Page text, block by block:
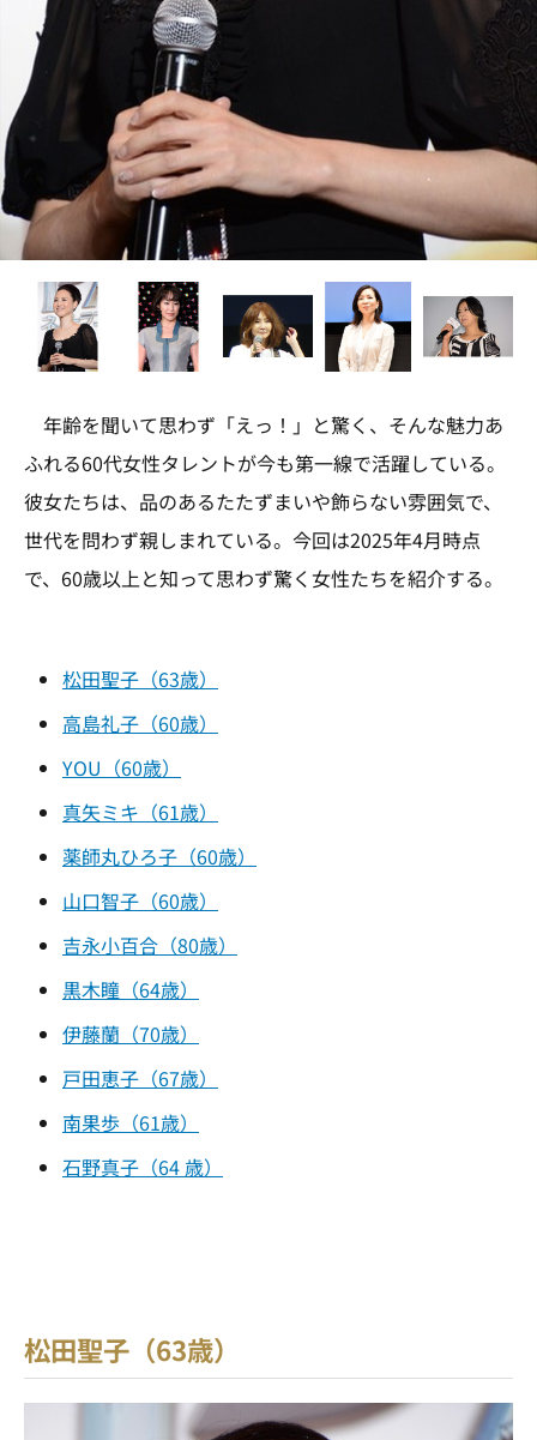
年齢を聞いて思わず「えっ！」と驚く、そんな魅力あ
ふれる60代女性タレントが今も第一線で活躍している。
彼女たちは、品のあるたたずまいや飾らない雰囲気で、
世代を問わず親しまれている。今回は2025年4月時点
で、60歳以上と知って思わず驚く女性たちを紹介する。
松田聖子（63歳）
高島礼子（60歳）
YOU（60歳）
真矢ミキ（61歳）
薬師丸ひろ子（60歳）
山口智子（60歳）
吉永小百合（80歳）
黒木瞳（64歳）
伊藤蘭（70歳）
戸田恵子（67歳）
南果歩（61歳）
石野真子（64 歳）
松田聖子（63歳）